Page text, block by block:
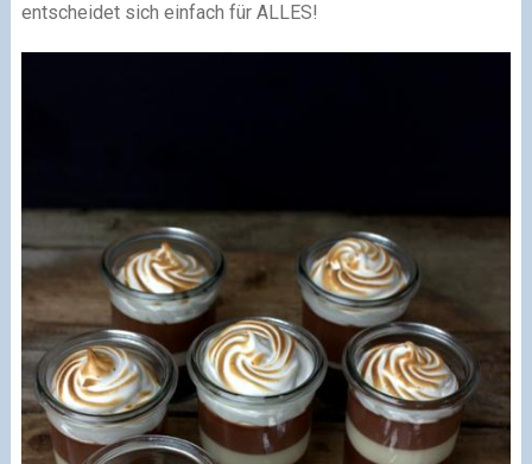
entscheidet sich einfach für ALLES!